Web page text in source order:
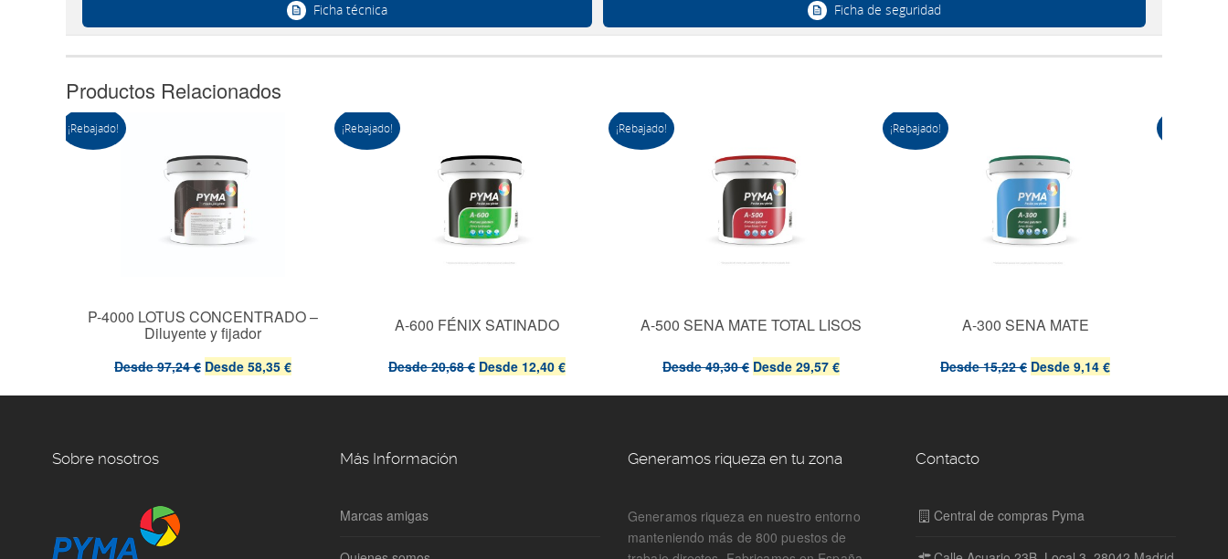
Ficha técnica Ficha de seguridad
Productos Relacionados
¡Rebajado!
P-4000 LOTUS CONCENTRADO –
Diluyente y fijador
Desde97,24 € Desde 58,35 €
¡Rebajado!
A-600 FÉNIX SATINADO
Desde20,68 € Desde 12,40 €
¡Rebajado!
A-500 SENA MATE TOTAL LISOS
Desde49,30 € Desde 29,57 €
¡Rebajado!
A-300 SENA MATE
Desde15,22 € Desde 9,14 €
Sobre nosotros Más Información
Marcas amigas
Generamos riqueza en tu zona
Generamos riqueza en nuestro entorno
manteniendo más de 800 puestos de
Contacto
Central de compras Pyma